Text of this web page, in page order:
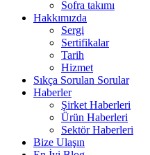
Sofra takımı
Hakkımızda
Sergi
Sertifikalar
Tarih
Hizmet
Sıkça Sorulan Sorular
Haberler
Şirket Haberleri
Ürün Haberleri
Sektör Haberleri
Bize Ulaşın